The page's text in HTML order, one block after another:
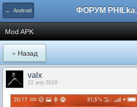
← Android
Mod APK
« Назад
valx
22 апр 2018